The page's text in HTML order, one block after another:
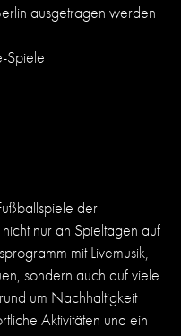
ausgetragen werden
Spiele
der
nur an Spieltagen auf
mit Livemusik,
sondern auch auf viele
um Nachhaltigkeit
Aktivitäten und ein